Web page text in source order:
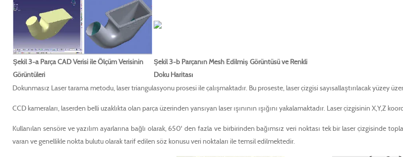
Şekil 3-a Parça CAD Verisi ile Ölçüm Verisinin
Görüntüleri
Şekil 3-b Parçanın Mesh Edilmiş Görüntüsü ve Renkli
Doku Haritası
Dokunmasız Laser tarama metodu, laser triangulasyonu prosesi ile çalışmaktadır. Bu proseste, laser çizgisi sayısallaştırılacak yüzey
CCD kameraları, laserden belli uzaklıkta olan parça üzerinden yansıyan laser ışınının ışığını yakalamaktadır. Laser çizgisinin X,Y,Z
Kullanılan sensöre ve yazılım ayarlarına bağlı olarak, 650' den fazla ve birbirinden bağımsız veri noktası tek bir laser çizgisinde
varan ve genellikle nokta bulutu olarak tarif edilen söz konusu veri noktaları ile temsil edilmektedir.